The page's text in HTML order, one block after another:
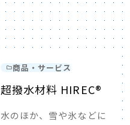
商品・サービス
超撥水材料 HIREC®
水のほか、雪や氷などに